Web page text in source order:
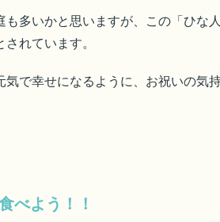
も多いかと思いますが、この「ひな
れています。
気で幸せになるように、お祝いの気
べよう！！